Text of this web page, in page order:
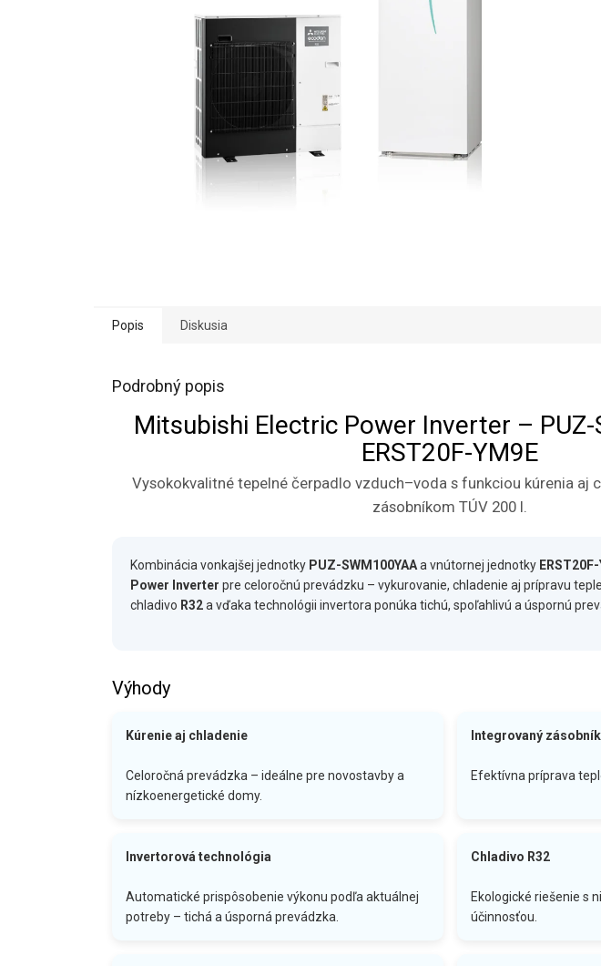
Popis Diskusia
Podrobný popis
Mitsubishi Electric Power Inverter – PUZ-
ERST20F-YM9E
Vysokokvalitné tepelné čerpadlo vzduch–voda s funkciou kúrenia aj
zásobníkom TÚV 200 l.
Kombinácia vonkajšej jednotky PUZ-SWM100YAAa vnútornej jednotky
Power Inverter pre celoročnú prevádzku – vykurovanie, chladenie aj prípravu
chladivo R32a vďaka technológii invertora ponúka tichú, spoľahlivú a úspornú
Výhody
Kúrenie aj chladenie
Celoročná prevádzka – ideálne pre novostavby a
nízkoenergetické domy.
Integrovaný zásobník
Efektívna príprava
Invertorová technológia
Automatické prispôsobenie výkonu podľa aktuálnej
potreby – tichá a úsporná prevádzka.
Chladivo R32
Ekologické riešenie s
účinnosťou.